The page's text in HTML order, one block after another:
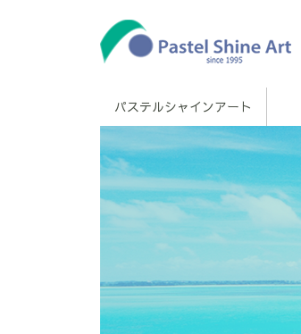
パステルシャインアート